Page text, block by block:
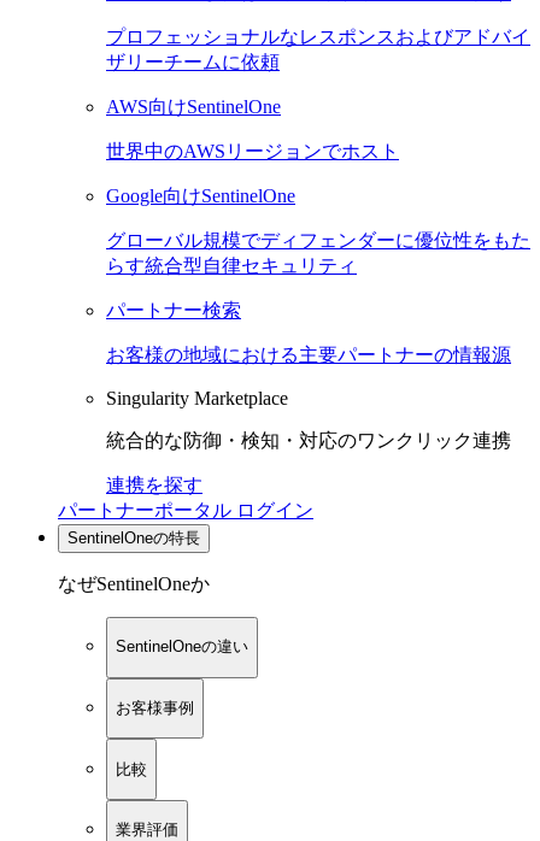
プロフェッショナルなレスポンスおよびアドバイ
ザリーチームに依頼
AWS向けSentinelOne
世界中のAWSリージョンでホスト
Google向けSentinelOne
グローバル規模でディフェンダーに優位性をもた
らす統合型自律セキュリティ
パートナー検索
お客様の地域における主要パートナーの情報源
Singularity Marketplace
統合的な防御・検知・対応のワンクリック連携
連携を探す
パートナーポータル ログイン
SentinelOneの特長
なぜSentinelOneか
SentinelOneの違い
お客様事例
比較
業界評価